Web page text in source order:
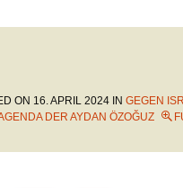
ON 16. APRIL 2024 IN GEGEN
DER AYDAN ÖZOĞUZ